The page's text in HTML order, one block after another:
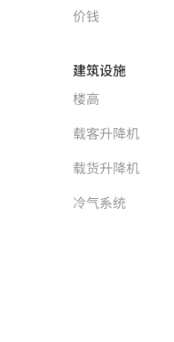
价钱
建筑设施
楼高
载客升降机
载货升降机
冷气系统